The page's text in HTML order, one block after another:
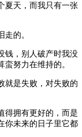
夏天，而我只有一张
的。
钱，别人破产时我没
努力在维持的。
就是失败，对失败的
得拥有更好的，而是
你未来的日子里它都